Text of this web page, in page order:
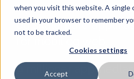
when you visit this website. A single
used in your browser to remember
not to be tracked.
Cookies settings
Accept
24 års erfaring med
og skalerbare
9 millioner app-